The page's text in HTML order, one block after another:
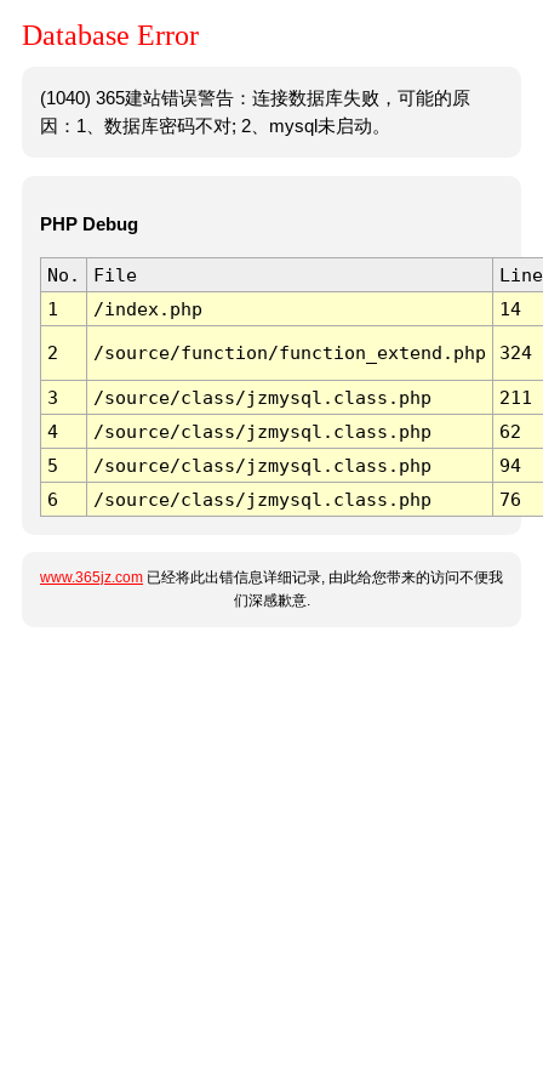
Database Error
(1040) 365建站错误警告：连接数据库失败，可能的原
因：1、数据库密码不对; 2、mysql未启动。
PHP Debug
No. File
Line
1
/index.php 14
2 /source/function/function_extend.php 324
3 /source/class/jzmysql.class.php
211
4
/source/class/jzmysql.class.php
62
5
/source/class/jzmysql.class.php
94
6
/source/class/jzmysql.class.php 76
www.365jz.com 已经将此出错信息详细记录, 由此给您带来的访问不便我
们深感歉意.